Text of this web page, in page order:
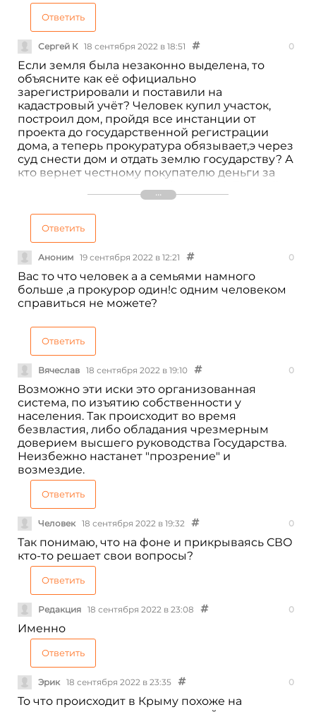
Ответить
Сергей К 18 сентября 2022 в 18:51 0
Если земля была незаконно выделена, то
объясните как её официально
зарегистрировали и поставили на
кадастровый учёт? Человек купил участок,
построил дом, пройдя все инстанции от
проекта до государственной регистрации
дома, а теперь прокуратура обязывает,э через
суд снести дом и отдать землю государству? А
кто вернет честному покупателю деньги за
беспредел! Если земля выделена незаконно
за это должен ответить честный покупатель?
Бред! Где все эти года была прокуратура?
Ждали когда честный собственник построит
дом? Позор таким представителям закона.
Ответить
Аноним 19 сентября 2022 в 12:21 0
Вас то что человек а а семьями намного
больше ,а прокурор один!с одним человеком
справиться не можете?
Ответить
Вячеслав 18 сентября 2022 в 19:10 0
Возможно эти иски это организованная
система, по изъятию собственности у
населения. Так происходит во время
безвластия, либо обладания чрезмерным
доверием высшего руководства Государства.
Неизбежно настанет "прозрение" и
возмездие.
Ответить
Человек 18 сентября 2022 в 19:32 0
Так понимаю, что на фоне и прикрываясь СВО
кто-то решает свои вопросы?
Ответить
Редакция 18 сентября 2022 в 23:08 0
Именно
Ответить
Эрик 18 сентября 2022 в 23:35 0
То что происходит в Крыму похоже на